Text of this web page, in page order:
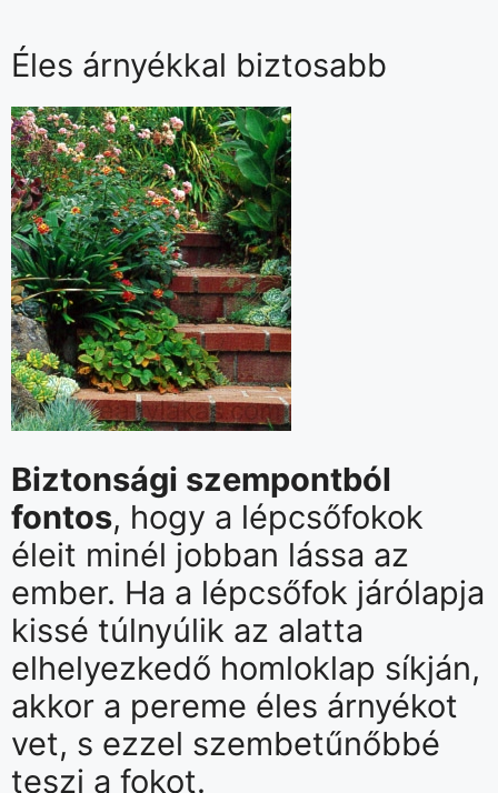
Éles árnyékkal biztosabb
Biztonsági szempontból
fontos, hogy a lépcsőfokok
éleit minél jobban lássa az
ember. Ha a lépcsőfok járólapja
kissé túlnyúlik az alatta
elhelyezkedő homloklap síkján,
akkor a pereme éles árnyékot
vet, s ezzel szembetűnőbbé
teszi a fokot.